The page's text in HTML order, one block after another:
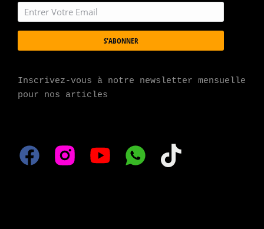
S'ABONNER
Inscrivez-vous à notre newsletter mensuelle
pour nos articles